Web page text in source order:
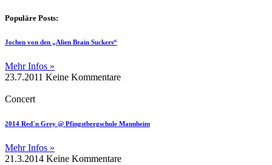
Populäre Posts:
Jochen von den „Alien Brain Suckers“
Mehr Infos »
23.7.2011 Keine Kommentare
Concert
2014 Red´n Grey @ Pfingstbergschule Mannheim
Mehr Infos »
21.3.2014 Keine Kommentare